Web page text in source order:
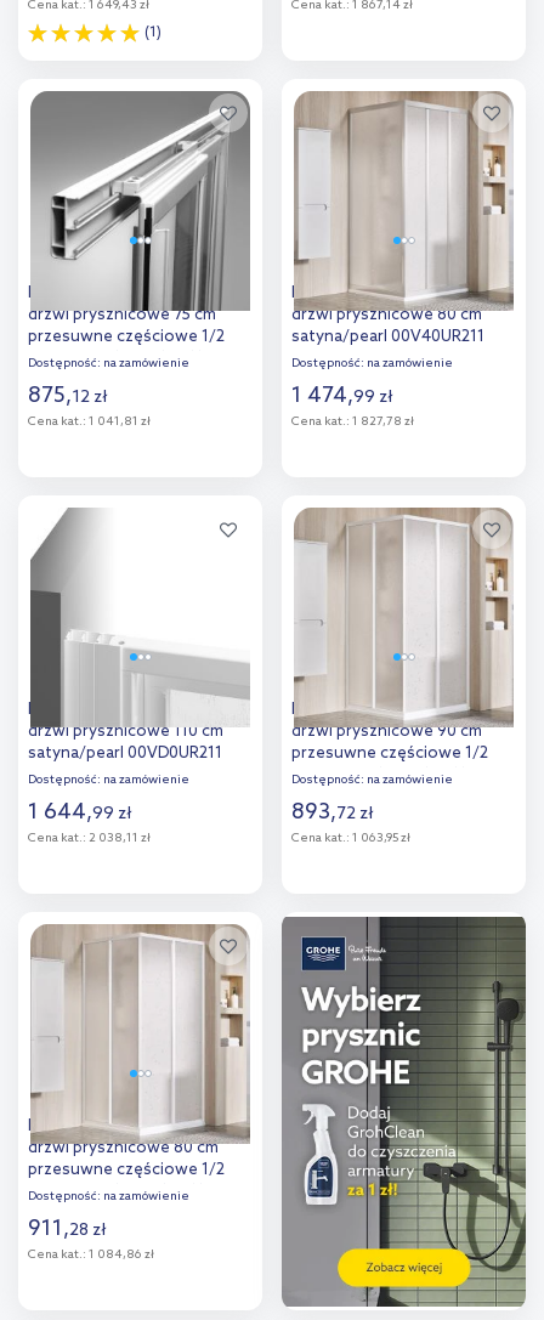
Cena kat.: 1 649,43 zł
(1)
porównania
Cena kat.: 1 867,14 zł
Dodaj do
Ravak Supernova SRV2-75 S
drzwi prysznicowe 75 cm
przesuwne częściowe 1/2
biały/pearl 14V301O211
Dostępność: na zamówienie
875,12 zł
Cena kat.: 1 041,81 zł
Ravak Supernova ASDP3-80
drzwi prysznicowe 80 cm
satyna/pearl 00V40UR211
Dostępność: na zamówienie
1 474,99 zł
Cena kat.: 1 827,78 zł
Dodaj do
Ravak Supernova ASDP3-110
drzwi prysznicowe 110 cm
satyna/pearl 00VD0UR211
Dostępność: na zamówienie
1 644,99 zł
Cena kat.: 2 038,11 zł
Dodaj do
Ravak Supernova SRV2-90 S
drzwi prysznicowe 90 cm
przesuwne częściowe 1/2
biały/pearl 14V701O211
Dostępność: na zamówienie
893,72 zł
Cena kat.: 1 063,95 zł
Dodaj do
porównania
Ravak Supernova SRV2-80 S
drzwi prysznicowe 80 cm
przesuwne częściowe 1/2
biały/pearl 14V401O211
Dostępność: na zamówienie
911,28 zł
Cena kat.: 1 084,86 zł